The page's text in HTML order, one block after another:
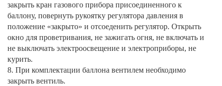
закрыть кран газового прибора присоединенного к
баллону, повернуть рукоятку регулятора давления в
положение «закрыто» и отсоеденить регулятор. Открыть
окно для проветривания, не зажигать огня, не включать и
не выключать электроосвещение и электроприборы, не
курить.
8. При комплектации баллона вентилем необходимо
закрыть вентиль.